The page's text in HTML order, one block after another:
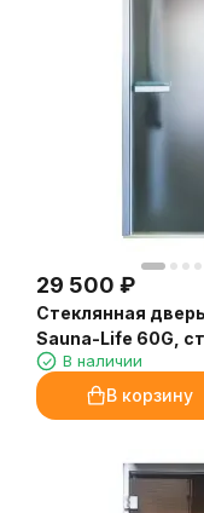
29 500 ₽
Стеклянная
Sauna-Life 60G,
70x210 см.
В наличии
В корзину